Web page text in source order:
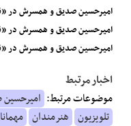
امیرحسین صدیق و همسرش در
امیرحسین صدیق و همسرش در
امیرحسین صدیق و همسرش در
اخبار مرتبط
موضوعات مرتبط:
تلویزیون هنرمندان